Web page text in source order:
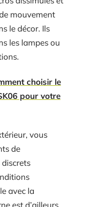
mouvement
le décor. Ils
les lampes ou
choisir le
pour votre
vous
de
avec la
est d’ailleurs